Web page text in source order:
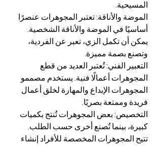
المسيحية.
الموضة والأناقة: تعتبر المجوهرات عنصرًا
أساسيًا في الموضة والأناقة الشخصية.
يمكن أن تكمل الزي، تعبر عن الفردية،
وتصنع بصمة مميزة.
التعبير الفني: تُعتبر العديد من قطع
المجوهرات أعمالًا فنية. يستخدم مصممو
المجوهرات الإبداع والمهارة لخلق أعمال
فريدة وممتعة بصريًا.
التخصيص: بعض المجوهرات تُنتج بكميات
كبيرة، بينما تُصنع أخرى حسب الطلب.
تتيح المجوهرات المخصصة للأفراد إنشاء